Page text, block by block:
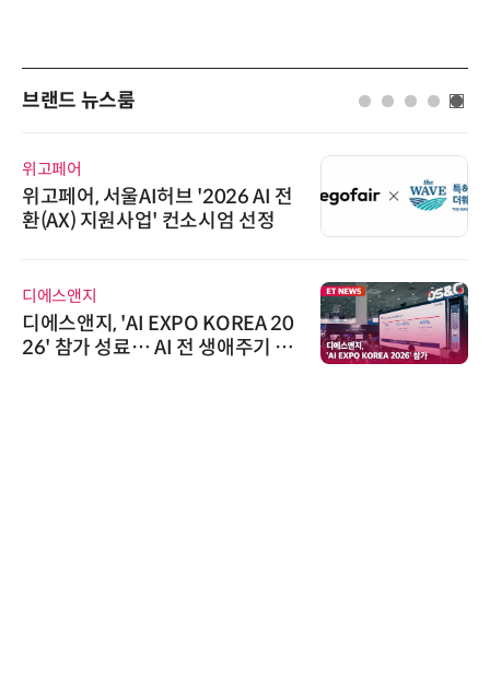
브랜드 뉴스룸
위고페어
위고페어, 서울AI허브 '2026 AI 전
환(AX) 지원사업' 컨소시엄 선정
디에스앤지
디에스앤지, 'AI EXPO KOREA 20
26' 참가 성료… AI 전 생애주기 아